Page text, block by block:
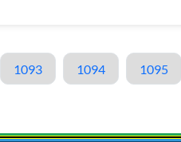
1093 1094 1095